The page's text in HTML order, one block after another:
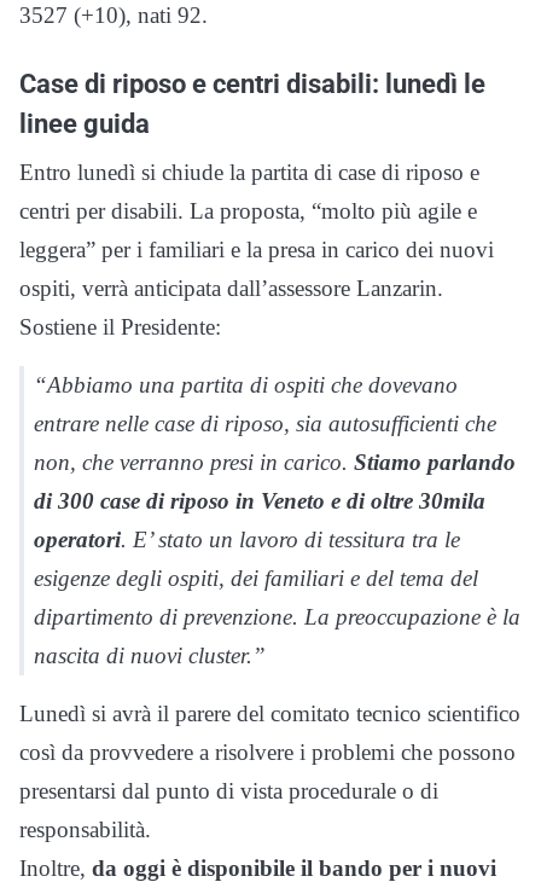
3527 (+10), nati 92.
Case di riposo e centri disabili: lunedì le
linee guida
Entro lunedì si chiude la partita di case di riposo e
centri per disabili. La proposta, “molto più agile e
leggera” per i familiari e la presa in carico dei nuovi
ospiti, verrà anticipata dall’assessore Lanzarin.
Sostiene il Presidente:
“Abbiamo una partita di ospiti che dovevano
entrare nelle case di riposo, sia autosufficienti che
non, che verranno presi in carico. Stiamo parlando
di 300 case di riposo in Veneto e di oltre 30mila
operatori. E’ stato un lavoro di tessitura tra le
esigenze degli ospiti, dei familiari e del tema del
dipartimento di prevenzione. La preoccupazione è la
nascita di nuovi cluster.”
Lunedì si avrà il parere del comitato tecnico scientifico
così da provvedere a risolvere i problemi che possono
presentarsi dal punto di vista procedurale o di
responsabilità.
Inoltre, da oggi è disponibile il bando per i nuovi